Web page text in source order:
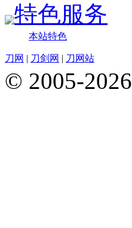
特色服务
本站特色
刀网 | 刀剑网 | 刀网站
© 2005-2026